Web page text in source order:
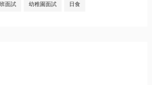
面試 幼稚園面試 日食